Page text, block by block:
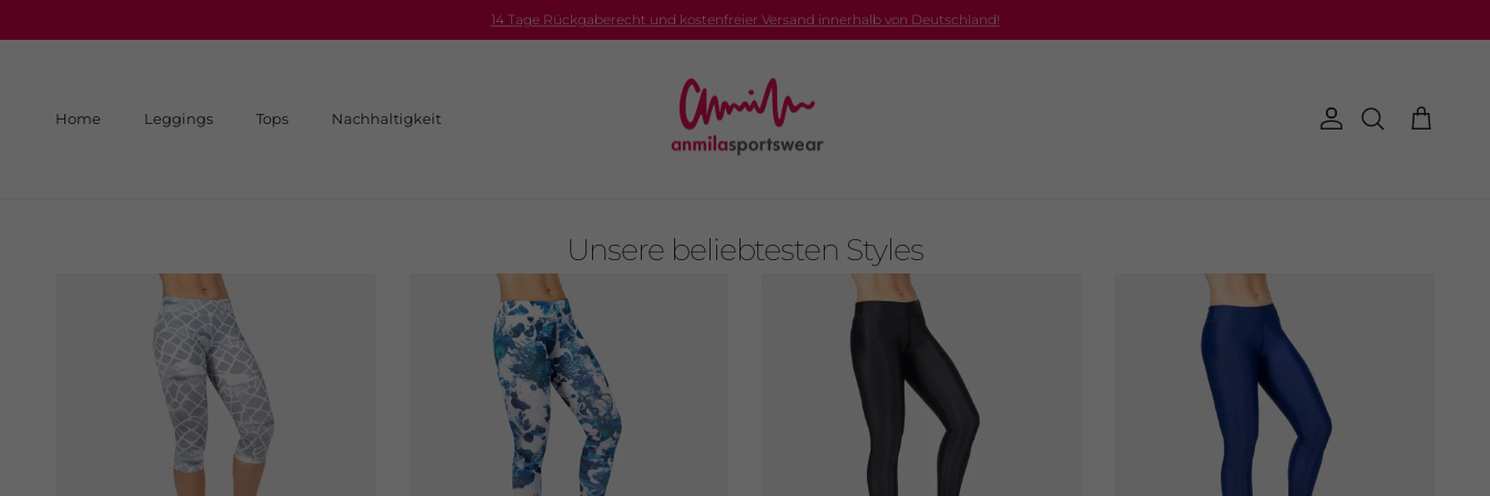
14 Tage Rückgaberecht und kostenfreier Versand innerhalb von Deutschland!
Home Leggings Tops Nachhaltigkeit Konto Suchen
Unsere beliebtesten Styles